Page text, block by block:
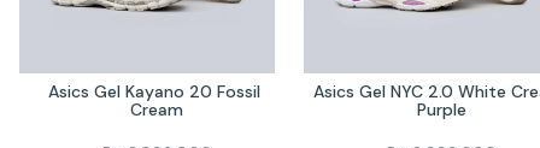
Asics Gel Kayano 20 Fossil
Cream
Asics Gel NYC 2.0 White
Purple